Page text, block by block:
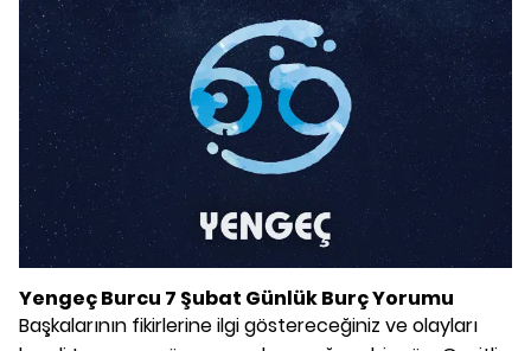
Yengeç Burcu 7 Şubat Günlük Burç Yorumu
Başkalarının fikirlerine ilgi göstereceğiniz ve olayları